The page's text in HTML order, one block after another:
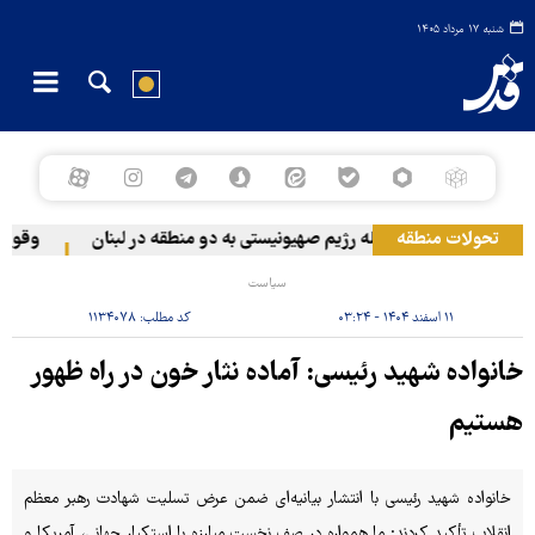
شنبه ۱۷ مرداد ۱۴۰۵
تحولات منطقهحمله رژیم صهیونیستی به دو منطقه در لبنان وقوع
سیاست
۱۱ اسفند ۱۴۰۴ - ۰۳:۲۴ کد مطلب: ۱۱۳۴۰۷۸
خانواده شهید رئیسی: آماده نثار خون در راه ظهور
هستیم
خانواده شهید رئیسی با انتشار بیانیه‌ای ضمن عرض تسلیت شهادت رهبر معظم